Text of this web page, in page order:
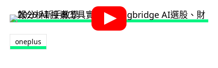
oneplus